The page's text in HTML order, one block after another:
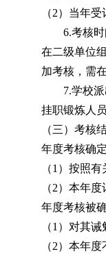
（2）当年受
6.考核
在二级单位
加考核，需
7.学校
挂职锻炼人
（三）考核
年度考核确
（1 ）按照有
（2）本年度
年度考核被
（1 ）对其诫
（2）本年度